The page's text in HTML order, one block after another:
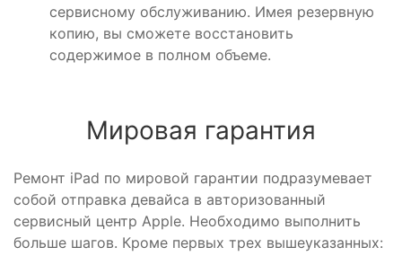
сервисному обслуживанию. Имея резервную
копию, вы сможете восстановить
содержимое в полном объеме.
Мировая гарантия
Ремонт iPad по мировой гарантии подразумевает
собой отправка девайса в авторизованный
сервисный центр Apple. Необходимо выполнить
больше шагов. Кроме первых трех вышеуказанных: